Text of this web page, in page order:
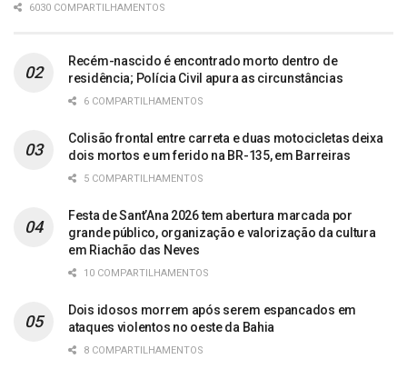
6030 COMPARTILHAMENTOS
Recém-nascido é encontrado morto dentro de
residência; Polícia Civil apura as circunstâncias
6 COMPARTILHAMENTOS
Colisão frontal entre carreta e duas motocicletas deixa
dois mortos e um ferido na BR-135, em Barreiras
5 COMPARTILHAMENTOS
Festa de Sant’Ana 2026 tem abertura marcada por
grande público, organização e valorização da cultura
em Riachão das Neves
10 COMPARTILHAMENTOS
Dois idosos morrem após serem espancados em
ataques violentos no oeste da Bahia
8 COMPARTILHAMENTOS